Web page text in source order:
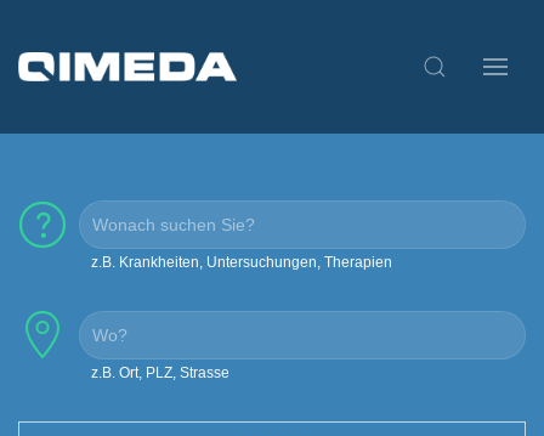
z.B. Krankheiten, Untersuchungen, Therapien
z.B. Ort, PLZ, Strasse